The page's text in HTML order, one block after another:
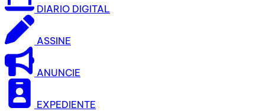
DIARIO DIGITAL
ASSINE
ANUNCIE
EXPEDIENTE